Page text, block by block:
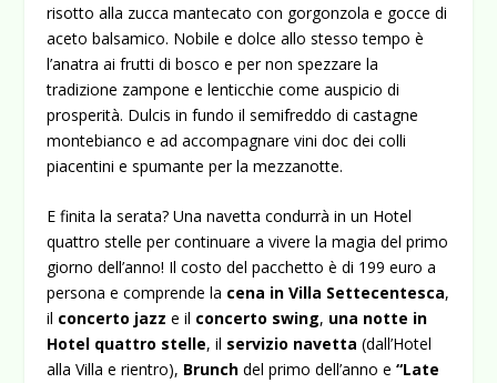
risotto alla zucca mantecato con gorgonzola e gocce di
aceto balsamico. Nobile e dolce allo stesso tempo è
l’anatra ai frutti di bosco e per non spezzare la
tradizione zampone e lenticchie come auspicio di
prosperità. Dulcis in fundo il semifreddo di castagne
montebianco e ad accompagnare vini doc dei colli
piacentini e spumante per la mezzanotte.
E finita la serata? Una navetta condurrà in un Hotel
quattro stelle per continuare a vivere la magia del primo
giorno dell’anno! Il costo del pacchetto è di 199 euro a
persona e comprende la cena in Villa Settecentesca,
il concerto jazz e il concerto swing, una notte in
Hotel quattro stelle, il servizio navetta (dall’Hotel
alla Villa e rientro), Brunch del primo dell’anno e“Late